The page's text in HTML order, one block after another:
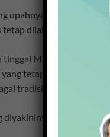
upahnya tak cukup
tetap dilakukan. Meski
tinggal Mbok Sarmi,
tetap
tradisi leluhur Jawa
diyakininya. Kerukunan,